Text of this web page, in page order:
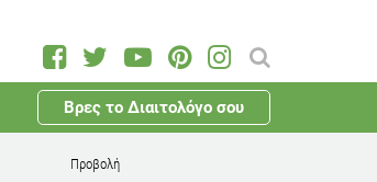
Βρες το Διαιτολόγο σου
Προβολή